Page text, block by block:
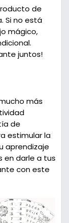
de
Si no está
mágico,
juntos!
más
de
estimular la
aprendizaje
en darle a tus
con este